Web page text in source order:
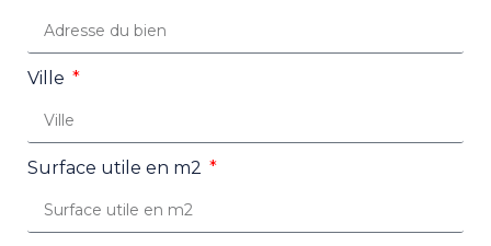
Ville
Surface utile en m2